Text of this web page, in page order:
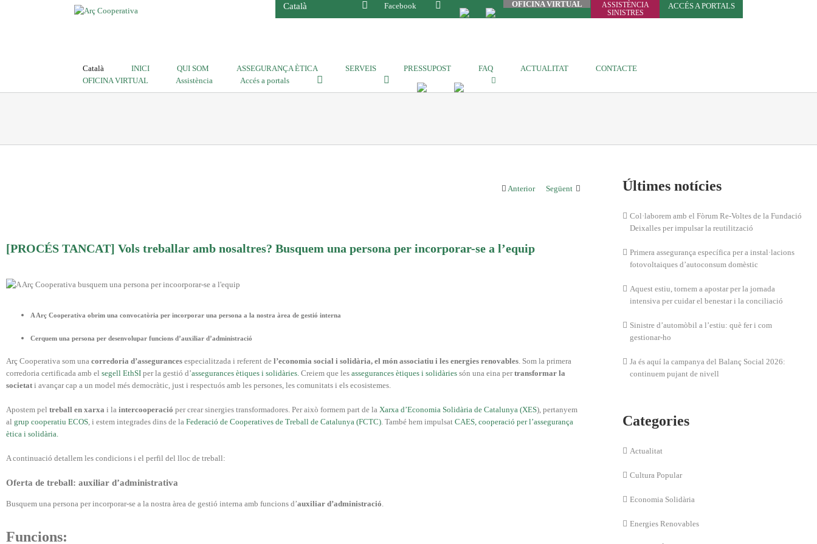
Català Facebook OFICINA VIRTUAL
ASSISTÈNCIA
SINISTRES
ACCÉS A PORTALS
Català INICI QUI SOM ASSEGURANÇA ÈTICA SERVEIS PRESSUPOST FAQ ACTUALITAT
CONTACTE
OFICINA VIRTUAL
Assistència Accés a portals
Anterior Següent
[PROCÉS TANCAT] Vols treballar amb nosaltres? Busquem una persona per incorporar-se a l’equip
A Arç Cooperativa obrim una convocatòria per incorporar una persona a la nostra àrea de gestió interna
Cerquem una persona per desenvolupar funcions d’auxiliar d’administració
Arç Cooperativa som una corredoria d’assegurances especialitzada i referent de l’economia social i solidària, el món associatiu i les energies renovables. Som la primera
corredoria certificada amb el segell EthSI per la gestió d’assegurances ètiques i solidàries. Creiem que les assegurances ètiques i solidàries són una eina pertransformar la
societat i avançar cap a un model més democràtic, just i respectuós amb les persones, les comunitats i els ecosistemes.
Apostem pel treball en xarxa i la intercooperació per crear sinergies transformadores. Per això formem part de la Xarxa d’Economia Solidària de Catalunya (XES), pertanyem
al grup cooperatiu ECOS, i estem integrades dins de la Federació de Cooperatives de Treball de Catalunya (FCTC). També hem impulsat CAES, cooperació per l’assegurança
ètica i solidària.
A continuació detallem les condicions i el perfil del lloc de treball:
Oferta de treball: auxiliar d’administrativa
Busquem una persona per incorporar-se a la nostra àrea de gestió interna amb funcions d’auxiliar d’administració.
Funcions:
Últimes notícies
Col·laborem amb el Fòrum Re-Voltes de la Fundació
Deixalles per impulsar la reutilització
Primera assegurança específica per a instal·lacions
fotovoltaiques d’autoconsum domèstic
Aquest estiu, tornem a apostar per la jornada
intensiva per cuidar el benestar i la conciliació
Sinistre d’automòbil a l’estiu: què fer i com
gestionar-ho
Ja és aquí la campanya del Balanç Social 2026:
continuem pujant de nivell
Categories
Actualitat
Cultura Popular
Economia Solidària
Energies Renovables